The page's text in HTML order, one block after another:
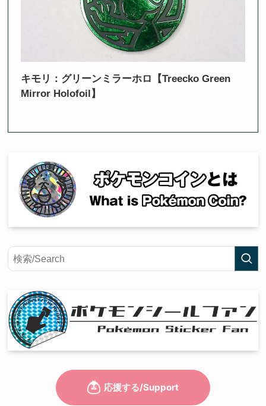
キモリ：グリーンミラーホロ【Treecko Green
Mirror Holofoil】